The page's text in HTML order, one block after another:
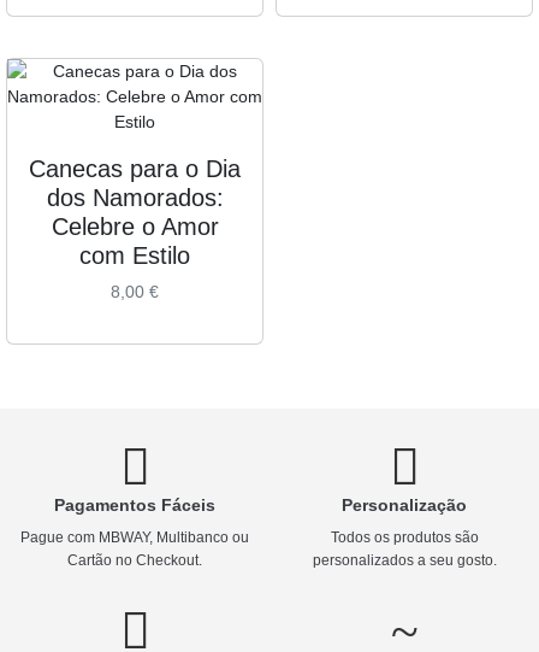
Canecas para o Dia
dos Namorados:
Celebre o Amor
com Estilo
8,00 €
Pagamentos Fáceis
Pague com MBWAY, Multibanco ou
Cartão no Checkout.
Personalização
Todos os produtos são
personalizados a seu gosto.